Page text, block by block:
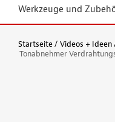
Werkzeuge und
Startseite Videos + Ideen
Tonabnehmer